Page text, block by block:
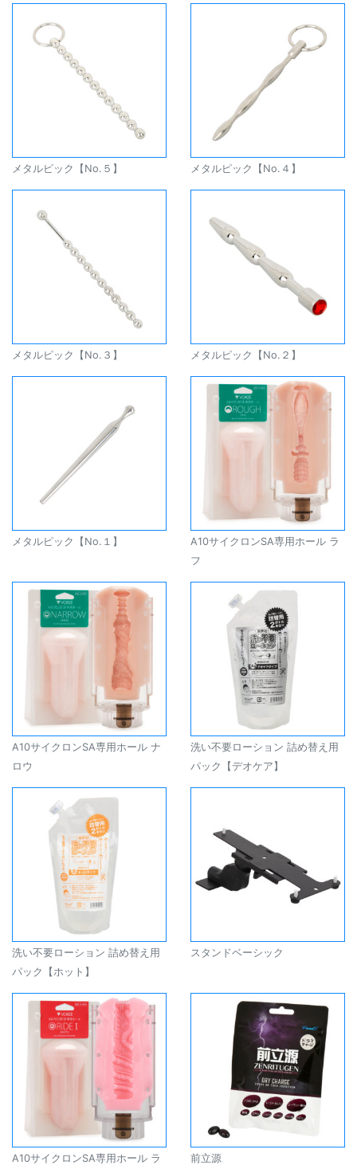
メタルピック【No.５】 メタルピック【No.４】
メタルピック【No.３】 メタルピック【No.２】
メタルピック【No.１】
A10サイクロンSA専用ホール ラ
フ
A10サイクロンSA専用ホール ナ
ロウ
洗い不要ローション 詰め替え用
パック【デオケア】
洗い不要ローション 詰め替え用
パック【ホット】
スタンドベーシック
A10サイクロンSA専用ホール ラ
前立源